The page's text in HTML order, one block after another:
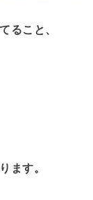
ること、
ます。